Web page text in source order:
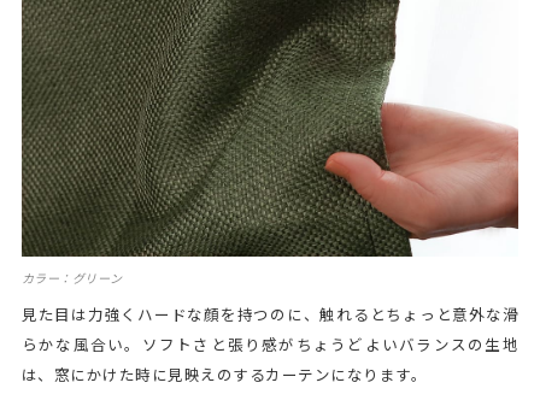
カラー：グリーン
見た目は力強くハードな顔を持つのに、触れるとちょっと意外な滑
らかな風合い。ソフトさと張り感がちょうどよいバランスの生地
は、窓にかけた時に見映えのするカーテンになります。